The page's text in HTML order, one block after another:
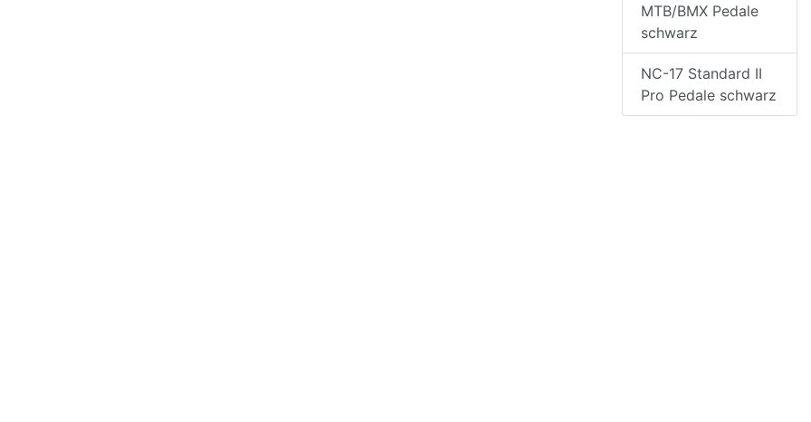
MTB/BMX Pedale
schwarz
NC-17 Standard II
Pro Pedale schwarz